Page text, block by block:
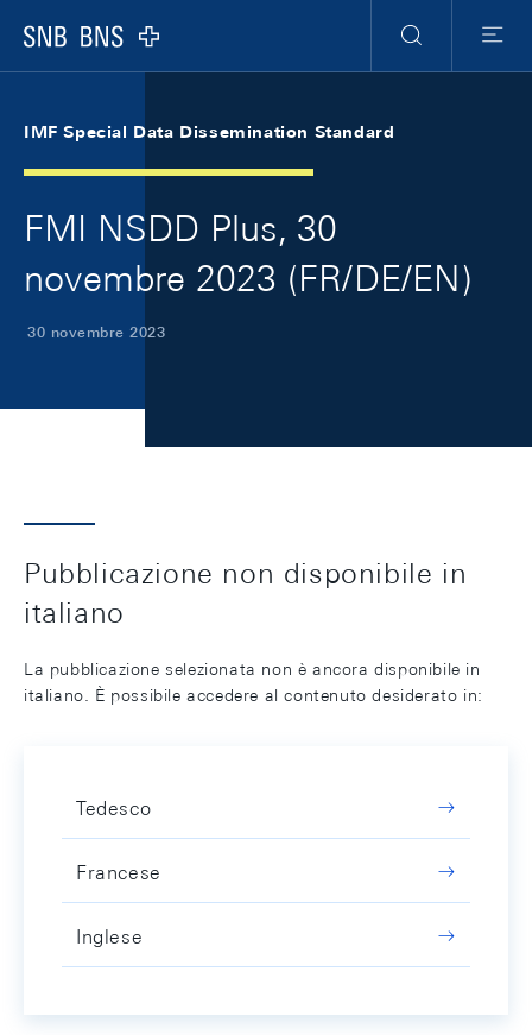
Logo
Ricerca
Menu
IMF Special Data Dissemination Standard
FMI NSDD Plus, 30
novembre 2023 (FR/DE/EN)
30 novembre 2023
Pubblicazione non disponibile in
italiano
La pubblicazione selezionata non è ancora disponibile in
italiano. È possibile accedere al contenuto desiderato in:
Tedesco
Francese
Inglese